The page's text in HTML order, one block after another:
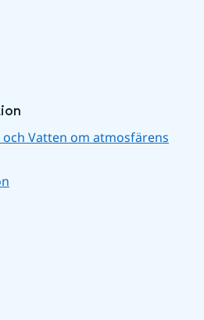
Vatten om atmosfärens